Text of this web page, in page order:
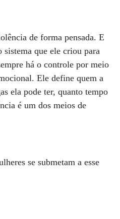
de forma pensada. E
sistema que ele criou para
há o controle por meio
Ele define quem a
ela pode ter, quanto tempo
é um dos meios de
se submetam a esse